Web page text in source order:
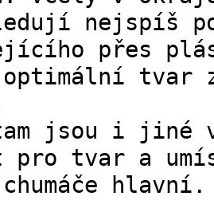
nejspíš
přes
tvar
jsou i jiné
pro tvar a
hlavní.